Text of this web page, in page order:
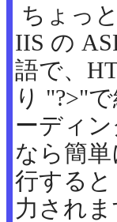
ちょっ
IIS の
語で、
り "?>"
ーディ
なら簡
行すると
力されま